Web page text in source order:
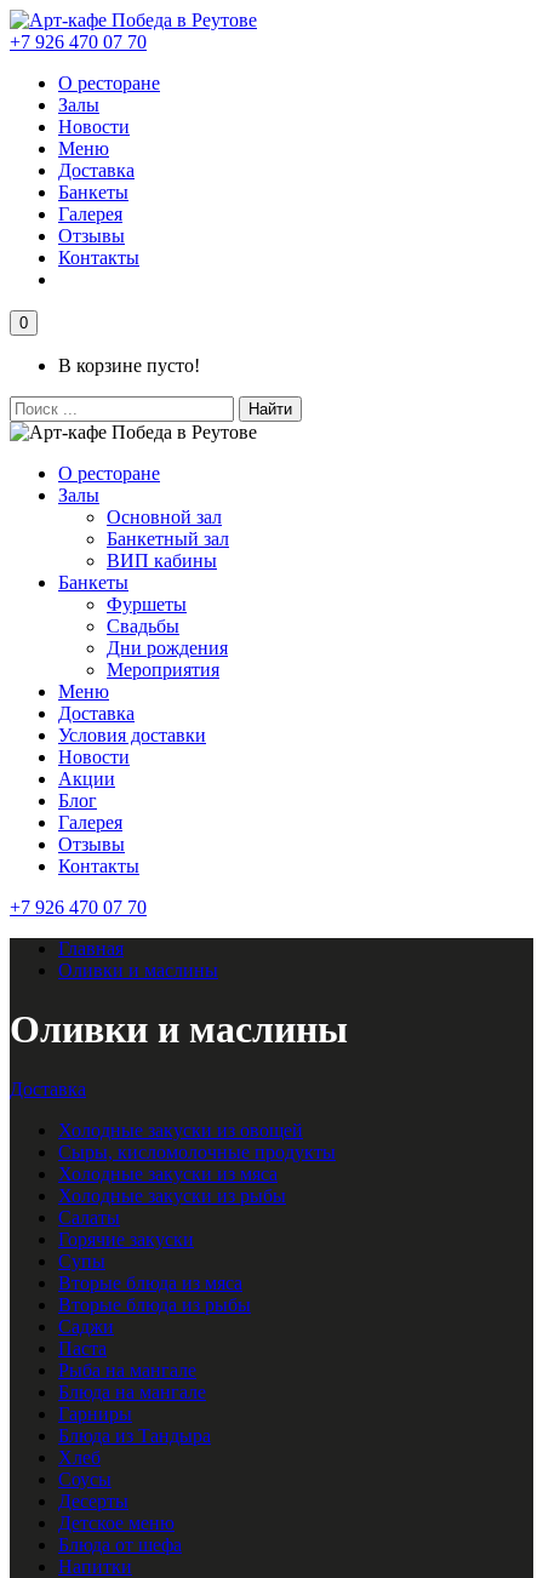
+7 926 470 07 70
О ресторане
Залы
Новости
Меню
Доставка
Банкеты
Галерея
Отзывы
Контакты
0
В корзине пусто!
Найти
О ресторане
Залы
Основной зал
Банкетный зал
ВИП кабины
Банкеты
Фуршеты
Свадьбы
Дни рождения
Мероприятия
Меню
Доставка
Условия доставки
Новости
Акции
Блог
Галерея
Отзывы
Контакты
+7 926 470 07 70
Главная
Оливки и маслины
Оливки и маслины
Доставка
Холодные закуски из овощей
Сыры, кисломолочные продукты
Холодные закуски из мяса
Холодные закуски из рыбы
Салаты
Горячие закуски
Супы
Вторые блюда из мяса
Вторые блюда из рыбы
Саджи
Паста
Рыба на мангале
Блюда на мангале
Гарниры
Блюда из Тандыра
Хлеб
Соусы
Десерты
Детское меню
Блюда от шефа
Напитки